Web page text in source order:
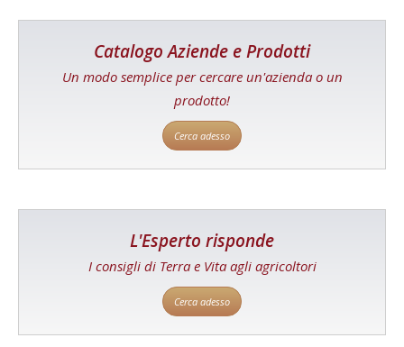
Catalogo Aziende e Prodotti
Un modo semplice per cercare un'azienda o un
prodotto!
Cerca adesso
L'Esperto risponde
I consigli di Terra e Vita agli agricoltori
Cerca adesso